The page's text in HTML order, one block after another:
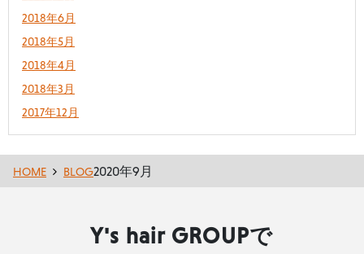
2018年6月
2018年5月
2018年4月
2018年3月
2017年12月
HOME BLOG2020年9月
Y's hair GROUPで